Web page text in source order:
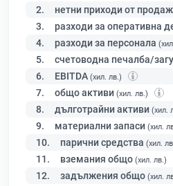
2. нетни приходи от
3. разходи за оперативна
4. разходи за персонала
5. счетоводна печалба/
6. EBITDA (хил. лв.)
7. общо активи (хил. лв.)
8. дълготрайни активи (хил.
9. материални запаси (хил.
10. парични средства (хил.
11. вземания общо (хил. лв.)
12. задължения общо (хил.